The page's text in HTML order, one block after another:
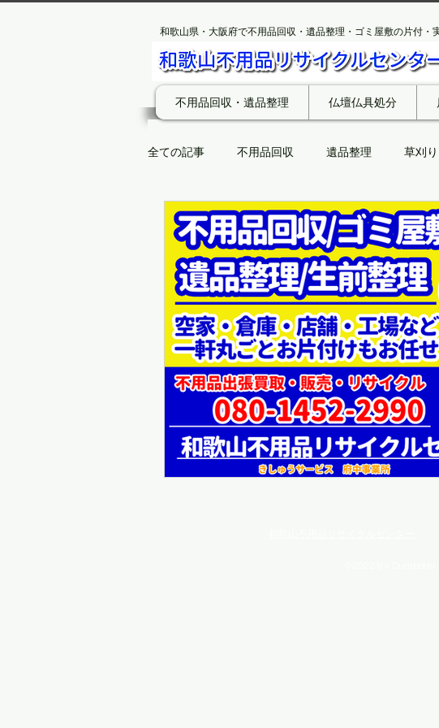
和歌山県・大阪府で不用品回収・遺品整理・ゴミ屋敷の片付
不用品回収・遺品整理 仏壇仏具処分
全ての記事 不用品回収 遺品整理 草刈
エアコン エアコン無料回収 出張買い